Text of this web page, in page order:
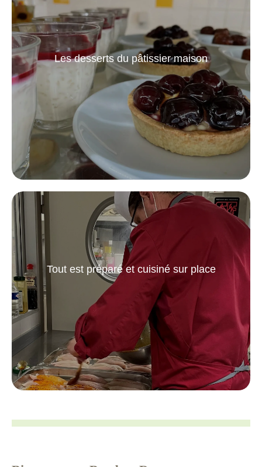
Les desserts du pâtissier maison
Tout est préparé et cuisiné sur place